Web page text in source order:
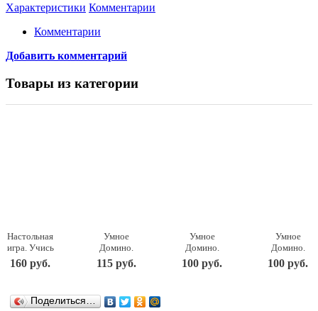
Характеристики Комментарии
Комментарии
Добавить комментарий
Товары из категории
Настольная
игра. Учись
играя:
Времена
Десятое
королевство
160 руб.
Умное
Домино.
Сложение
(картон, 36
Десятое
королевство
115 руб.
Умное
Домино.
Буквы
картон, 36
100 руб.
Умное
Домино.
Дорога
(картон, 36
100 руб.
Поделиться…